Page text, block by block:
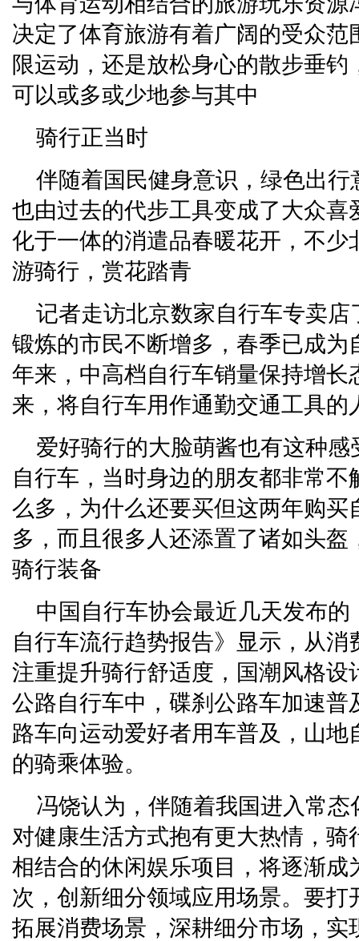
决定了体育旅游有着广阔的受众范
限运动，还是放松身心的散步垂
可以或多或少地参与其中
骑行正当时
伴随着国民健身意识，绿色出
也由过去的代步工具变成了大众喜
化于一体的消遣品春暖花开，不少
游骑行，赏花踏青
记者走访北京数家自行车专卖
锻炼的市民不断增多，春季已成为
年来，中高档自行车销量保持增长
来，将自行车用作通勤交通工具的
爱好骑行的大脸萌酱也有这种
自行车，当时身边的朋友都非常
么多，为什么还要买但这两年购买
多，而且很多人还添置了诸如头盔
骑行装备
中国自行车协会最近几天发布
自行车流行趋势报告》显示，从
注重提升骑行舒适度，国潮风格设
公路自行车中，碟刹公路车加速普
路车向运动爱好者用车普及，山地
的骑乘体验。
冯饶认为，伴随着我国进入常
对健康生活方式抱有更大热情，骑
相结合的休闲娱乐项目，将逐渐成
次，创新细分领域应用场景。要打
拓展消费场景，深耕细分市场，实